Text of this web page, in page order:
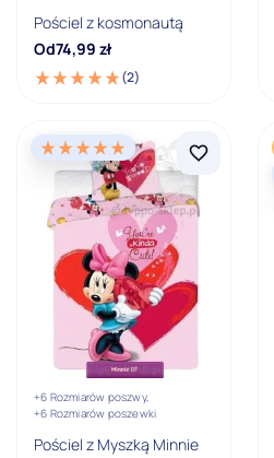
Marka
Amore
Animal Planet
Barbie
Batman DC Comics
Best Friends
Pokaż wszystkie
Materiał
100% bawełna
Pościel z kosmonautą
Od74,99 zł
(2)
+6 Rozmiarów poszwy,
+6 Rozmiarów poszewki
Pościel z Myszką Minnie